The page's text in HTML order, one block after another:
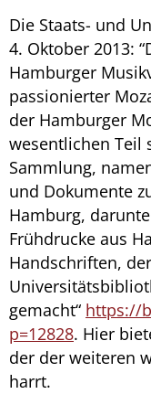
Die Staats- und
4. Oktober 2013:
Hamburger
passionierter
der Hamburger
wesentlichen Teil
Sammlung,
und Dokumente
Hamburg,
Frühdrucke aus
Handschriften,
gemacht“ https://
p=12828. Hier
der der weiteren
harrt.